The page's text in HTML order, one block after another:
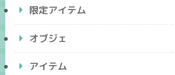
限定アイテム
オブジェ
アイテム